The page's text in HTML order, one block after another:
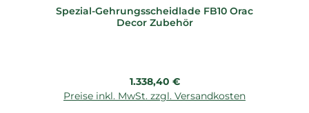
Spezial-Gehrungsscheidlade FB10 Orac
Decor Zubehör
Regulärer Preis:
1.338,40 €
Preise inkl. MwSt. zzgl. Versandkosten